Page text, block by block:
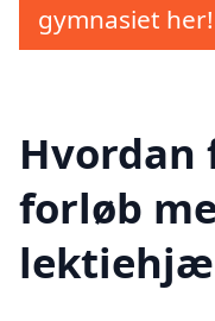
gymnasiet her!
Hvordan
forløb